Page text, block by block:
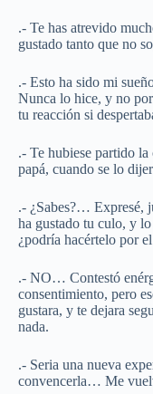
.- Te has atrevido
gustado tanto que no
.- Esto ha sido mi
Nunca lo hice, y no
tu reacción si
.- Te hubiese partido
papá, cuando se lo
.- ¿Sabes?… Expresé,
ha gustado tu culo, y
¿podría hacértelo por
.- NO… Contestó
consentimiento, pero
gustara, y te dejara
nada.
.- Seria una nueva
convencerla… Me